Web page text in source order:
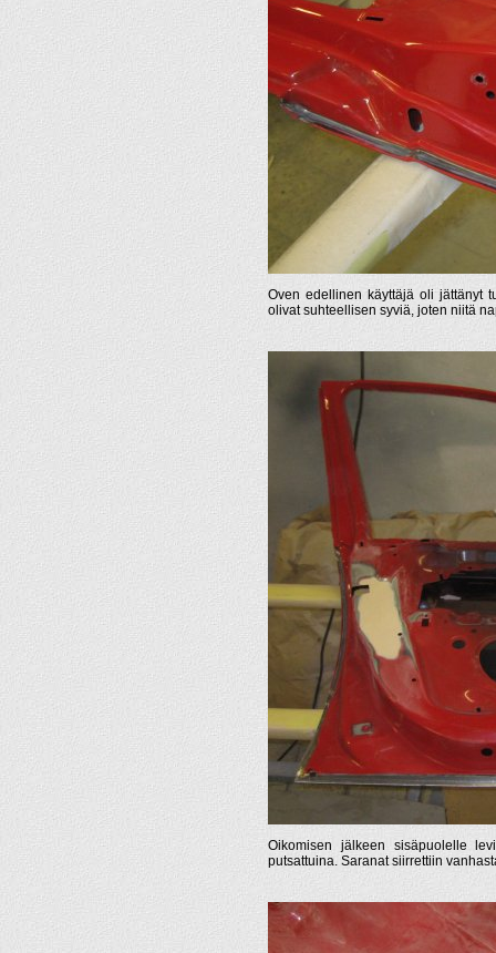
Oven edellinen käyttäjä oli jättänyt
olivat suhteellisen syviä, joten niitä
Oikomisen jälkeen sisäpuolelle
putsattuina. Saranat siirrettiin